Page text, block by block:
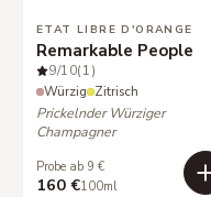
ETAT LIBRE D'ORANGE
Remarkable People
9/10(1)
Würzig Zitrisch
Prickelnder Würziger
Champagner
Probe ab 9 €
160 €100ml